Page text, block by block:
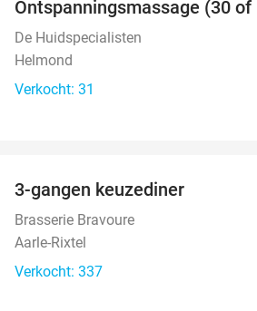
Ontspanningsmassage (30 of
De Huidspecialisten
Helmond
Verkocht: 31
3-gangen keuzediner
Brasserie Bravoure
Aarle-Rixtel
Verkocht: 337